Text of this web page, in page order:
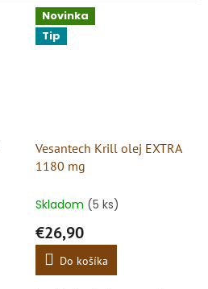
Novinka
Tip
Vesantech Krill olej EXTRA
1180 mg
Skladom (5 ks)
€26,90
Do košíka